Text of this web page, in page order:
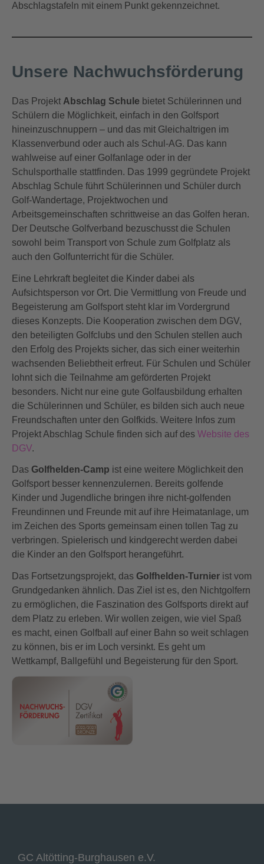
Abschlagstafeln mit einem Punkt gekennzeichnet.
Unsere Nachwuchsförderung
Das Projekt Abschlag Schule bietet Schülerinnen und
Schülern die Möglichkeit, einfach in den Golfsport
hineinzuschnuppern – und das mit Gleichaltrigen im
Klassenverbund oder auch als Schul-AG. Das kann
wahlweise auf einer Golfanlage oder in der
Schulsporthalle stattfinden. Das 1999 gegründete Projekt
Abschlag Schule führt Schülerinnen und Schüler durch
Golf-Wandertage, Projektwochen und
Arbeitsgemeinschaften schrittweise an das Golfen heran.
Der Deutsche Golfverband bezuschusst die Schulen
sowohl beim Transport von Schule zum Golfplatz als
auch den Golfunterricht für die Schüler.
Eine Lehrkraft begleitet die Kinder dabei als
Aufsichtsperson vor Ort. Die Vermittlung von Freude und
Begeisterung am Golfsport steht klar im Vordergrund
dieses Konzepts. Die Kooperation zwischen dem DGV,
den beteiligten Golfclubs und den Schulen stellen auch
den Erfolg des Projekts sicher, das sich einer weiterhin
wachsenden Beliebtheit erfreut. Für Schulen und Schüler
lohnt sich die Teilnahme am geförderten Projekt
besonders. Nicht nur eine gute Golfausbildung erhalten
die Schülerinnen und Schüler, es bilden sich auch neue
Freundschaften unter den Golfkids. Weitere Infos zum
Projekt Abschlag Schule finden sich auf des Website des
DGV.
Das Golfhelden-Camp ist eine weitere Möglichkeit den
Golfsport besser kennenzulernen. Bereits golfende
Kinder und Jugendliche bringen ihre nicht-golfenden
Freundinnen und Freunde mit auf ihre Heimatanlage, um
im Zeichen des Sports gemeinsam einen tollen Tag zu
verbringen. Spielerisch und kindgerecht werden dabei
die Kinder an den Golfsport herangeführt.
Das Fortsetzungsprojekt, das Golfhelden-Turnier ist vom
Grundgedanken ähnlich. Das Ziel ist es, den Nichtgolfern
zu ermöglichen, die Faszination des Golfsports direkt auf
dem Platz zu erleben. Wir wollen zeigen, wie viel Spaß
es macht, einen Golfball auf einer Bahn so weit schlagen
zu können, bis er im Loch versinkt. Es geht um
Wettkampf, Ballgefühl und Begeisterung für den Sport.
GC Altötting-Burghausen e.V.